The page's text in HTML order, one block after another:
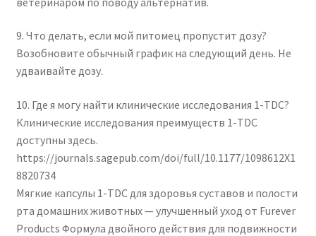
9. Что делать, если мой питомец пропустит дозу?
Возобновите обычный график на следующий день. Не
удваивайте дозу.
10. Где я могу найти клинические исследования 1-TDC?
Клинические исследования преимуществ 1-TDC
доступны здесь.
https://journals.sagepub.com/doi/full/10.1177/1098612X1
8820734
Мягкие капсулы 1-TDC для здоровья суставов и полости
рта домашних животных — улучшенный уход от Furever
Products Формула двойного действия для подвижности